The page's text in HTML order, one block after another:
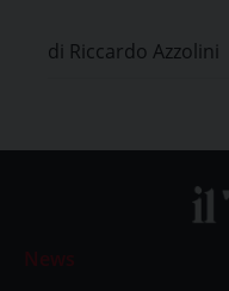
di Riccardo Azzolini
News